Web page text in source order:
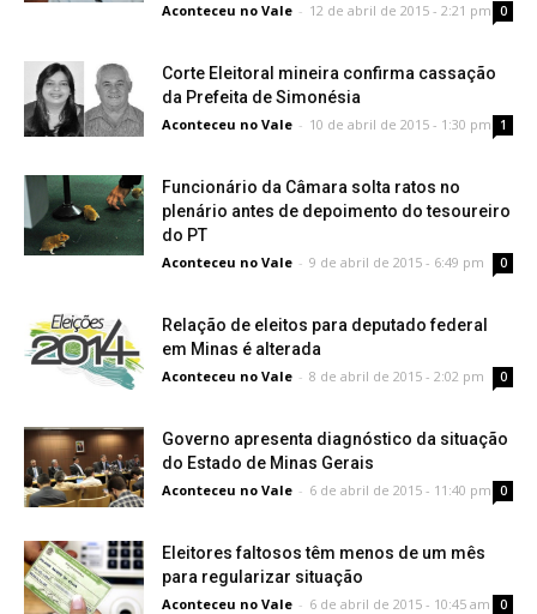
Aconteceu no Vale - 12 de abril de 2015 - 2:21 pm 0
Corte Eleitoral mineira confirma cassação
da Prefeita de Simonésia
Aconteceu no Vale - 10 de abril de 2015 - 1:30 pm 1
Funcionário da Câmara solta ratos no
plenário antes de depoimento do tesoureiro
do PT
Aconteceu no Vale - 9 de abril de 2015 - 6:49 pm 0
Relação de eleitos para deputado federal
em Minas é alterada
Aconteceu no Vale - 8 de abril de 2015 - 2:02 pm 0
Governo apresenta diagnóstico da situação
do Estado de Minas Gerais
Aconteceu no Vale - 6 de abril de 2015 - 11:40 pm 0
Eleitores faltosos têm menos de um mês
para regularizar situação
Aconteceu no Vale - 6 de abril de 2015 - 10:45 am 0